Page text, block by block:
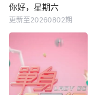
你好，星期六
更新至20260802期